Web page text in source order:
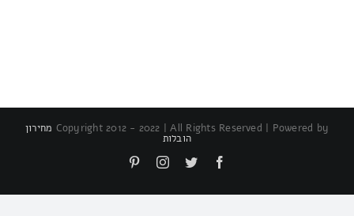
Copyright 2012 - 2022 | All Rights Reserved | Powered by מחירון
הובלות
Facebook
Twitter
Instagram